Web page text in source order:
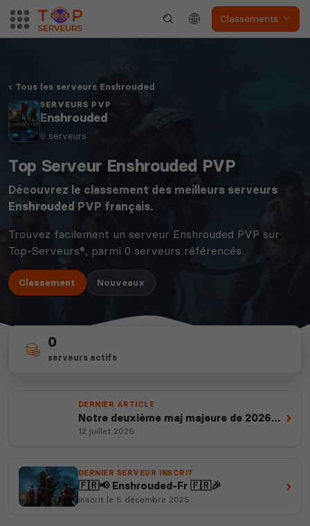
Classements
Dune Awakening
Myth of Empires Enshrouded
Voir tous les
jeux disponibles
Tous les serveurs Enshrouded
SERVEURS PVP
Enshrouded
0 serveurs
Top Serveur Enshrouded PVP
Découvrez le classement des meilleurs serveurs
Enshrouded PVP français.
Trouvez facilement un serveur Enshrouded PVP sur
Top-Serveurs®, parmi 0 serveurs référencés.
Classement Nouveaux
0
serveurs actifs
depuis 2012
14 ans d'expertise
100%
DERNIER ARTICLE
Notre deuxième maj majeure de 2026
est en ligne
12 juillet 2026
›
DERNIER SERVEUR INSCRIT
🇫🇷📢 Enshrouded-Fr 🇫🇷🎉
inscrit le 5 décembre 2025
›